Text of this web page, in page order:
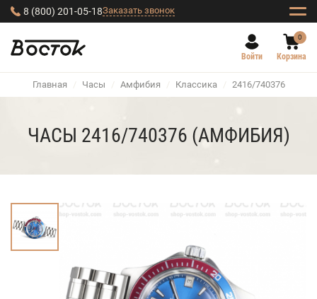
8 (800) 201-05-18Заказать звонок
Войти
0
Корзина
Главная / Часы / Амфибия / Классика / 2416/740376
ЧАСЫ 2416/740376 (АМФИБИЯ)